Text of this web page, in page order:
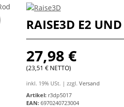
RAISE3D E2
27,98 €
(23,51 € NETTO)
inkl. 19% USt. | zzgl. Versand
Artikel: r3dp5017
EAN: 6970240723004